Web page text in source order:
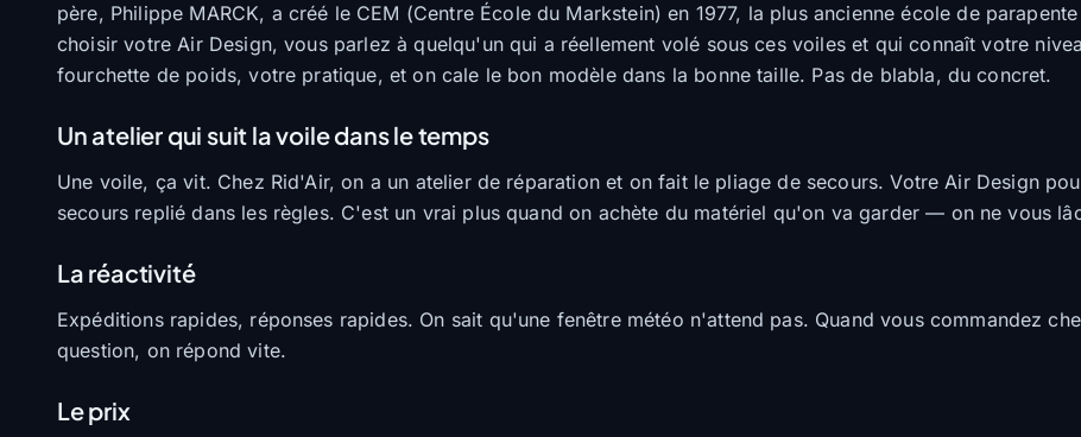
père, Philippe MARCK, a créé le CEM (Centre École du Markstein) en 1977, la plus ancienne école de
choisir votre Air Design, vous parlez à quelqu'un qui a réellement volé sous ces voiles et qui connaît votre
fourchette de poids, votre pratique, et on cale le bon modèle dans la bonne taille. Pas de blabla, du concret.
Un atelier qui suit la voile dans le temps
Une voile, ça vit. Chez Rid'Air, on a un atelier de réparation et on fait le pliage de secours. Votre Air Design
secours replié dans les règles. C'est un vrai plus quand on achète du matériel qu'on va garder — on ne vous
La réactivité
Expéditions rapides, réponses rapides. On sait qu'une fenêtre météo n'attend pas. Quand vous commandez
question, on répond vite.
Le prix